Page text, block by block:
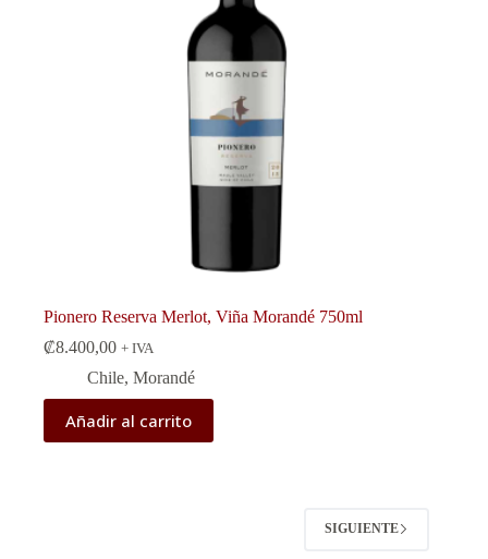
Pionero Reserva Merlot, Viña Morandé 750ml
₡8.400,00 + IVA
Chile, Morandé
Añadir al carrito
SIGUIENTE